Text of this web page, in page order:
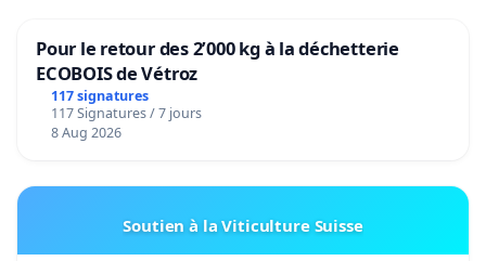
Pour le retour des 2’000 kg à la déchetterie
ECOBOIS de Vétroz
117 signatures
117 Signatures / 7 jours
8 Aug 2026
Soutien à la Viticulture Suisse